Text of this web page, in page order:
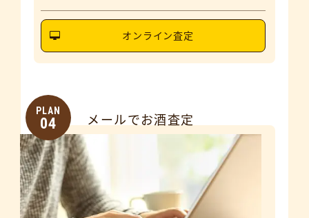
オンライン査定
PLAN
04 メールでお酒査定